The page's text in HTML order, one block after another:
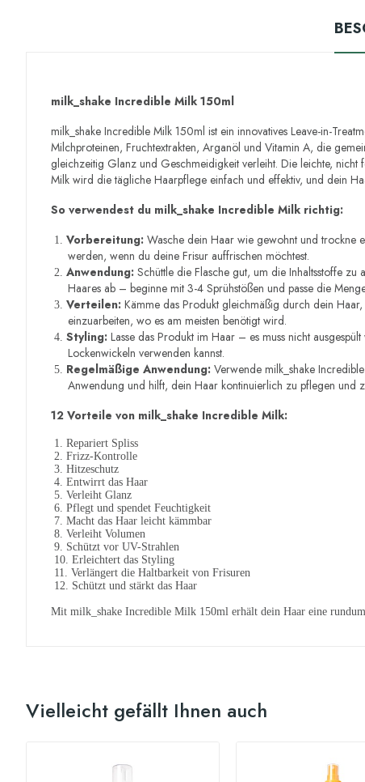
milk_shake Incredible Milk 150ml
milk_shake Incredible Milk 150ml ist ein innovatives Leave-in-
Milchproteinen, Fruchtextrakten, Arganöl und Vitamin A, die
gleichzeitig Glanz und Geschmeidigkeit verleiht. Die leichte,
Milk wird die tägliche Haarpflege einfach und effektiv, und dein
So verwendest du milk_shake Incredible Milk richtig:
1. Vorbereitung: Wasche dein Haar wie gewohnt und trockne
werden, wenn du deine Frisur auffrischen möchtest.
2. Anwendung: Schüttle die Flasche gut, um die Inhaltsstoffe
Haares ab – beginne mit 3-4 Sprühstößen und passe die
3. Verteilen: Kämme das Produkt gleichmäßig durch dein
einzuarbeiten, wo es am meisten benötigt wird.
4. Styling: Lasse das Produkt im Haar – es muss nicht
Lockenwickeln verwenden kannst.
5. Regelmäßige Anwendung: Verwende milk_shake
Anwendung und hilft, dein Haar kontinuierlich zu pflegen und
12 Vorteile von milk_shake Incredible Milk:
1. Repariert Spliss
2. Frizz-Kontrolle
3. Hitzeschutz
4. Entwirrt das Haar
5. Verleiht Glanz
6. Pflegt und spendet Feuchtigkeit
7. Macht das Haar leicht kämmbar
8. Verleiht Volumen
9. Schützt vor UV-Strahlen
10. Erleichtert das Styling
11. Verlängert die Haltbarkeit von Frisuren
12. Schützt und stärkt das Haar
Mit milk_shake Incredible Milk 150ml erhält dein Haar eine rundum
Vielleicht gefällt Ihnen auch